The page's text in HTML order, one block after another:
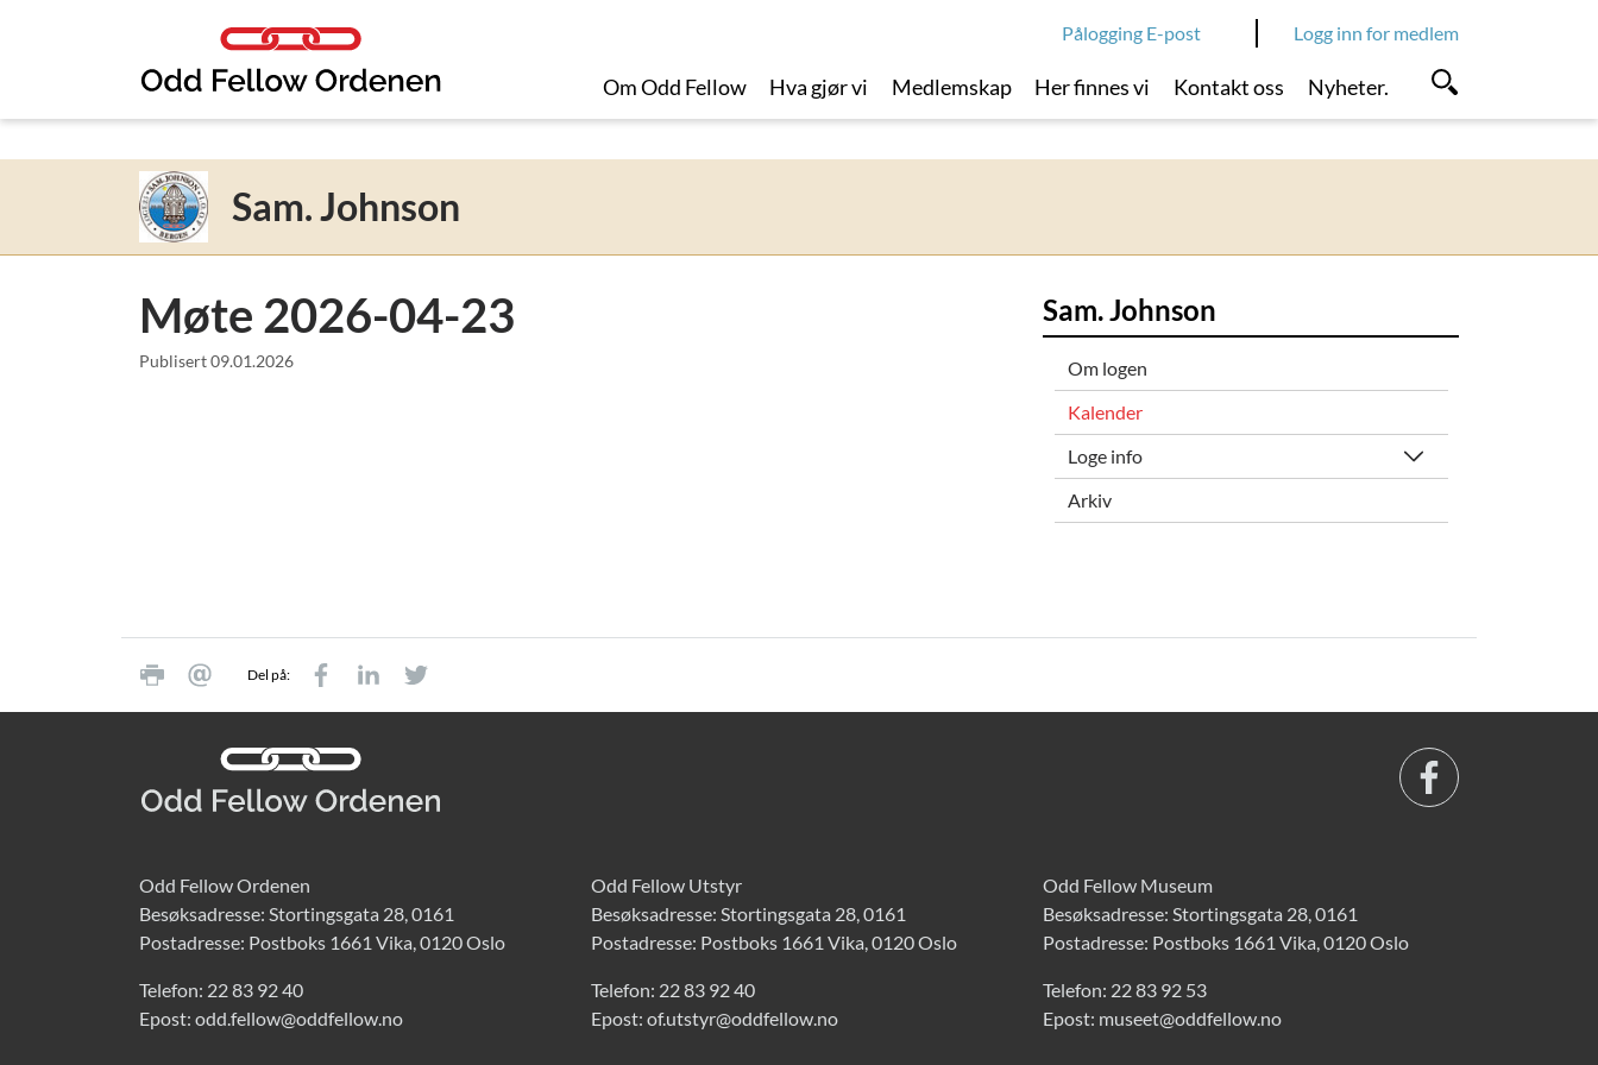
Logg inn for medlem
Pålogging E-post
Om Odd Fellow Hva gjør vi Medlemskap Her finnes vi Kontakt oss Nyheter.
Sam. Johnson
Møte 2026-04-23
Publisert09.01.2026
Sam. Johnson
Om logen
Kalender
Loge info
Arkiv
Del på:
Odd Fellow Ordenen
Besøksadresse: Stortingsgata 28, 0161
Postadresse: Postboks 1661 Vika, 0120 Oslo
Telefon: 22 83 92 40
Epost: odd.fellow@oddfellow.no
Odd Fellow Utstyr
Besøksadresse: Stortingsgata 28, 0161
Postadresse: Postboks 1661 Vika, 0120 Oslo
Telefon: 22 83 92 40
Epost: of.utstyr@oddfellow.no
Odd Fellow Museum
Besøksadresse: Stortingsgata 28, 0161
Postadresse: Postboks 1661 Vika, 0120 Oslo
Telefon: 22 83 92 53
Epost: museet@oddfellow.no